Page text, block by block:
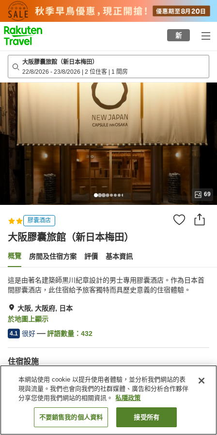
to
top
page
新
大阪膠囊旅館（新日本梅田）
22/8/2026 - 23/8/2026 | 2 位住客 | 1 間房
69
膠囊酒店
大阪膠囊旅館（新日本梅田）
概覽 房間及住宿方案 評價 基本資訊
這是由著名建築師黒川紀章設計的男士專用膠囊酒店。作為日本首
間膠囊酒店，此住宿給予旅客獨特而具歷史意義的住宿體驗。
大阪, 大阪府, 日本
於地圖上顯示
4.1 很好 評語數量： 432
住宿設施
按摩浴缸
桑拿
水療/美容院
泳池
找客房
本網站使用 cookie 以提升使用者體驗，並分析我們網站的表
現與流量。我們也會向我們的社群媒體、廣告和分析合作夥伴
分享您使用我們網站的相關資訊。
私隱政策
不要銷售我的個人資料 接受所有